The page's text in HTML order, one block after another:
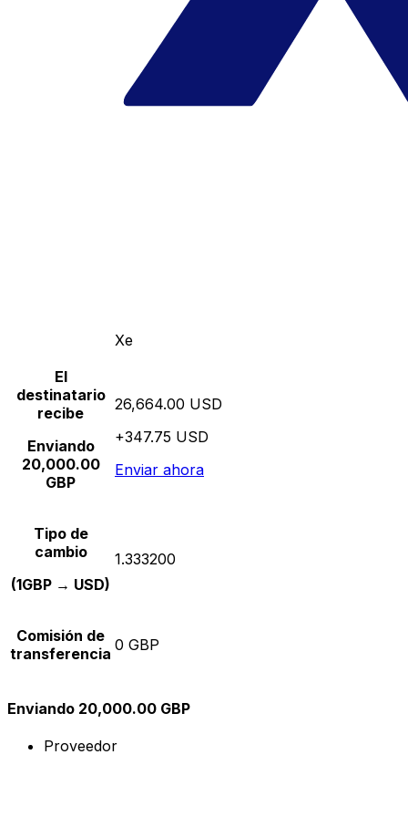
Xe
El
destinatario
recibe
Enviando
20,000.00
GBP
26,664.00 USD
+347.75 USD
Enviar ahora
Tipo de
cambio
(1GBP → USD)
1.333200
Comisión de
transferencia 0 GBP
Enviando 20,000.00 GBP
Proveedor